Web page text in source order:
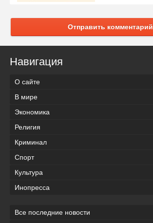
Отправить комментарий
Навигация
О сайте
В мире
Экономика
Религия
Криминал
Спорт
Культура
Инопресса
Все последние новости